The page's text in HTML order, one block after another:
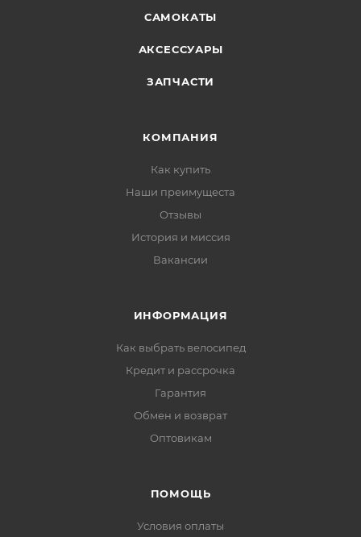
САМОКАТЫ
АКСЕССУАРЫ
ЗАПЧАСТИ
КОМПАНИЯ
Как купить
Наши преимущеста
Отзывы
История и миссия
Вакансии
ИНФОРМАЦИЯ
Как выбрать велосипед
Кредит и рассрочка
Гарантия
Обмен и возврат
Оптовикам
ПОМОЩЬ
Условия оплаты